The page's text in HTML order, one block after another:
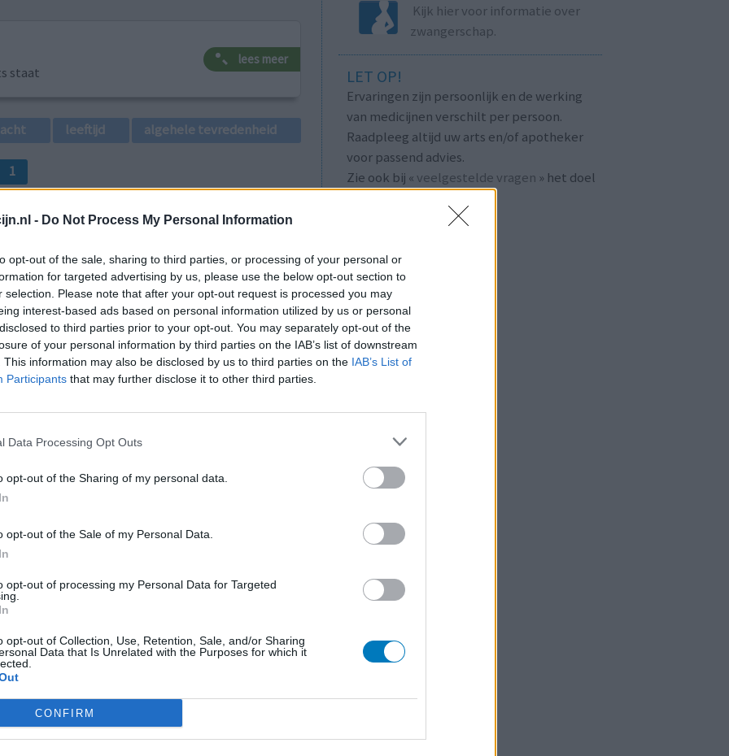
- Do Not Process My Personal Information
opt-out of the sale, sharing to third parties, or processing of your personal or
for targeted advertising by us, please use the below opt-out section to
selection. Please note that after your opt-out request is processed you may
interest-based ads based on personal information utilized by us or personal
to third parties prior to your opt-out. You may separately opt-out of the
of your personal information by third parties on the IAB’s list of downstream
This information may also be disclosed by us to third parties on the IAB’s List of
Participants that may further disclose it to other third parties.
Data Processing Opt Outs
opt-out of the Sharing of my personal data.
opt-out of the Sale of my Personal Data.
opt-out of processing my Personal Data for Targeted
opt-out of Collection, Use, Retention, Sale, and/or Sharing
Data that Is Unrelated with the Purposes for which it
CONFIRM
staat
lees meer
leeftijd algehele tevredenheid
1
Hoeveelheid bijwerkingen
of
deze creme is dit zeer snel verholpen.
en je houdt de korstvorming
Anticonceptie - overig
Depressie - antidepressiva SSRI
Depressie - antidepressiva SSRI
Depressie - antidepressiva SSRI
Cholesterol
Verslavingsziekten
Kijk hier voor informatie over
zwangerschap.
LET OP!
Ervaringen zijn persoonlijk en de werking
van medicijnen verschilt per persoon.
Raadpleeg altijd uw arts en/of apotheker
voor passend advies.
Zie ook bij « veelgestelde vragen » het doel